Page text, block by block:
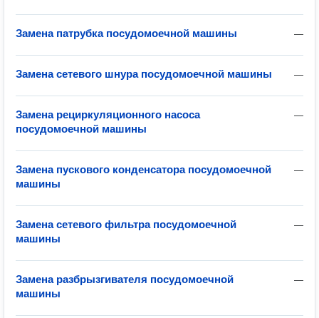
—
Замена патрубка посудомоечной машины
—
Замена сетевого шнура посудомоечной машины
—
Замена рециркуляционного насоса
посудомоечной машины
—
Замена пускового конденсатора посудомоечной
машины
—
Замена сетевого фильтра посудомоечной
машины
—
Замена разбрызгивателя посудомоечной
машины